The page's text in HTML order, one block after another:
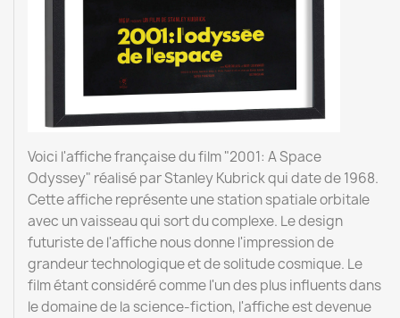
Voici l'affiche française du film "2001: A Space
Odyssey" réalisé par Stanley Kubrick qui date de 1968.
Cette affiche représente une station spatiale orbitale
avec un vaisseau qui sort du complexe. Le design
futuriste de l'affiche nous donne l'impression de
grandeur technologique et de solitude cosmique. Le
film étant considéré comme l'un des plus influents dans
le domaine de la science-fiction, l'affiche est devenue